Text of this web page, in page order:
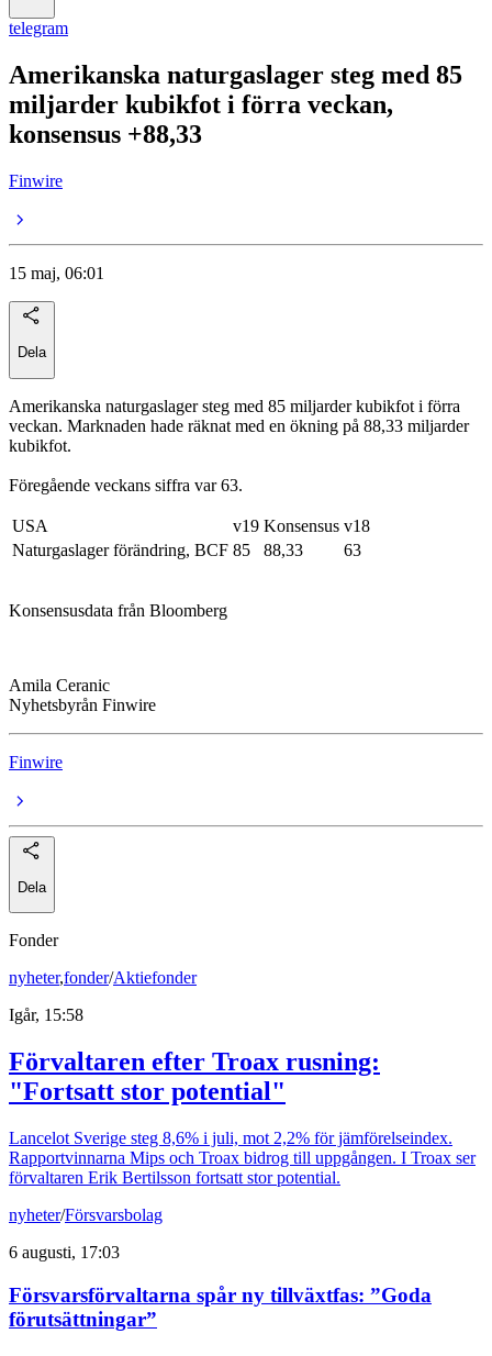
telegram
Amerikanska naturgaslager steg med 85
miljarder kubikfot i förra veckan,
konsensus +88,33
Finwire
15 maj, 06:01
Dela
Amerikanska naturgaslager steg med 85 miljarder kubikfot i förra
veckan. Marknaden hade räknat med en ökning på 88,33 miljarder
kubikfot.
Föregående veckans siffra var 63.
USA v19 Konsensus v18
Naturgaslager förändring, BCF 85 88,33 63
Konsensusdata från Bloomberg
Amila Ceranic
Nyhetsbyrån Finwire
Finwire
Dela
Fonder
nyheter,fonder/Aktiefonder
Igår, 15:58
Förvaltaren efter Troax rusning:
"Fortsatt stor potential"
Lancelot Sverige steg 8,6% i juli, mot 2,2% för jämförelseindex.
Rapportvinnarna Mips och Troax bidrog till uppgången. I Troax ser
förvaltaren Erik Bertilsson fortsatt stor potential.
nyheter/Försvarsbolag
6 augusti, 17:03
Försvarsförvaltarna spår ny tillväxtfas: ”Goda
förutsättningar”